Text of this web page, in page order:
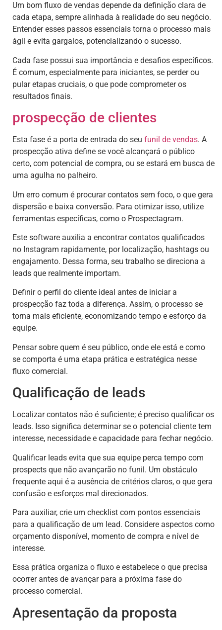
Um bom fluxo de vendas depende da definição clara de
cada etapa, sempre alinhada à realidade do seu negócio.
Entender esses passos essenciais torna o processo mais
ágil e evita gargalos, potencializando o sucesso.
Cada fase possui sua importância e desafios específicos.
É comum, especialmente para iniciantes, se perder ou
pular etapas cruciais, o que pode comprometer os
resultados finais.
prospecção de clientes
Esta fase é a porta de entrada do seu funil de vendas. A
prospecção ativa define se você alcançará o público
certo, com potencial de compra, ou se estará em busca de
uma agulha no palheiro.
Um erro comum é procurar contatos sem foco, o que gera
dispersão e baixa conversão. Para otimizar isso, utilize
ferramentas específicas, como o Prospectagram.
Este software auxilia a encontrar contatos qualificados
no Instagram rapidamente, por localização, hashtags ou
engajamento. Dessa forma, seu trabalho se direciona a
leads que realmente importam.
Definir o perfil do cliente ideal antes de iniciar a
prospecção faz toda a diferença. Assim, o processo se
torna mais eficiente, economizando tempo e esforço da
equipe.
Pensar sobre quem é seu público, onde ele está e como
se comporta é uma etapa prática e estratégica nesse
fluxo comercial.
Qualificação de leads
Localizar contatos não é suficiente; é preciso qualificar os
leads. Isso significa determinar se o potencial cliente tem
interesse, necessidade e capacidade para fechar negócio.
Qualificar leads evita que sua equipe perca tempo com
prospects que não avançarão no funil. Um obstáculo
frequente aqui é a ausência de critérios claros, o que gera
confusão e esforços mal direcionados.
Para auxiliar, crie um checklist com pontos essenciais
para a qualificação de um lead. Considere aspectos como
orçamento disponível, momento de compra e nível de
interesse.
Essa prática organiza o fluxo e estabelece o que precisa
ocorrer antes de avançar para a próxima fase do
processo comercial.
Apresentação da proposta